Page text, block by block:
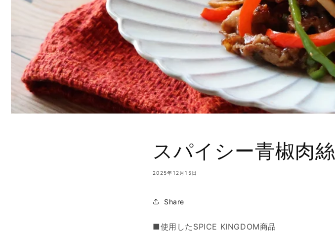
スパイシー青椒肉絲
2025年12月15日
Share
■使用したSPICE KINGDOM商品